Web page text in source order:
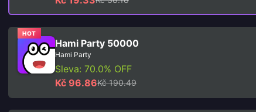
HOT
Hami Party 50000
Hami Party
Sleva: 70.0% OFF
Kč 96.86Kč 190.49